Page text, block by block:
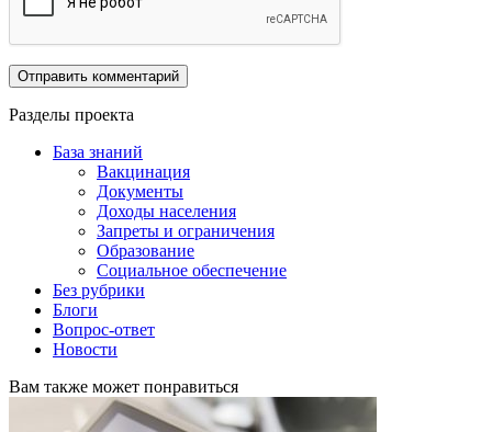
Разделы проекта
База знаний
Вакцинация
Документы
Доходы населения
Запреты и ограничения
Образование
Социальное обеспечение
Без рубрики
Блоги
Вопрос-ответ
Новости
Вам также может понравиться